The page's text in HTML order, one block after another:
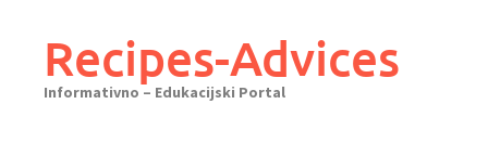
sadržajaRecipes-Advices
Informativno – Edukacijski Portal